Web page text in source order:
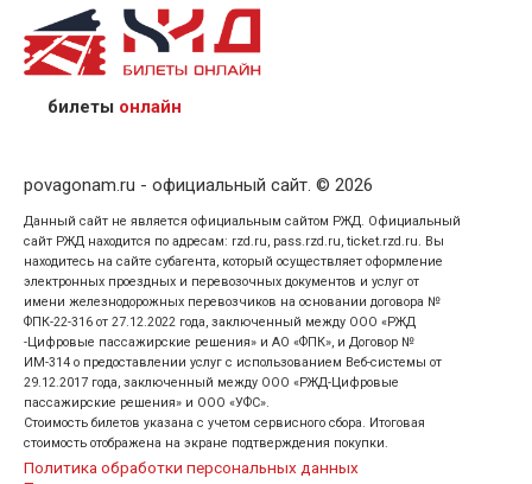
назвав кассиру 14-значный номер заказа;
предъявив удостоверение личности пассажира, на
кого оформлен билет.
билеты онлайн
povagonam.ru - официальный сайт. © 2026
Данный сайт не является официальным сайтом РЖД. Официальный
сайт РЖД находится по адресам: rzd.ru, pass.rzd.ru, ticket.rzd.ru. Вы
находитесь на сайте субагента, который осуществляет оформление
электронных проездных и перевозочных документов и услуг от
имени железнодорожных перевозчиков на основании договора №
ФПК-22-316 от 27.12.2022 года, заключенный между ООО «РЖД
-Цифровые пассажирские решения» и АО «ФПК», и Договор №
ИМ-314 о предоставлении услуг с использованием Веб-системы от
29.12.2017 года, заключенный между ООО «РЖД-Цифровые
пассажирские решения» и ООО «УФС».
Стоимость билетов указана с учетом сервисного сбора. Итоговая
стоимость отображена на экране подтверждения покупки.
Политика обработки персональных данных